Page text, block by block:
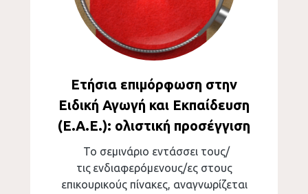
Ετήσια επιμόρφωση στην
Ειδική Αγωγή και Εκπαίδευση
(Ε.Α.Ε.): ολιστική προσέγγιση
Το σεμινάριο εντάσσει τους/
τις ενδιαφερόμενους/ες στους
επικουρικούς πίνακες, αναγνωρίζεται